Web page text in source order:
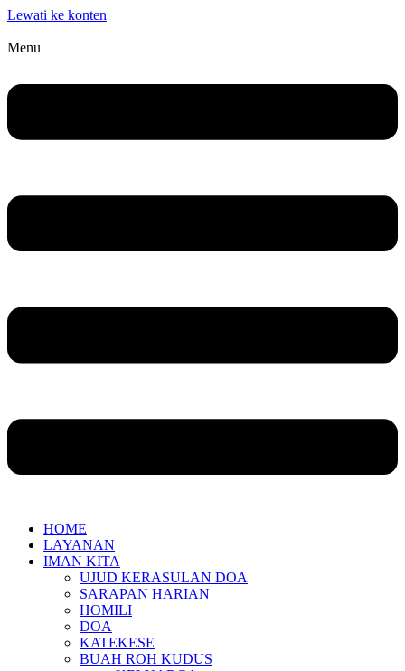
Lewati ke konten
Menu
HOME
LAYANAN
IMAN KITA
UJUD KERASULAN DOA
SARAPAN HARIAN
HOMILI
DOA
KATEKESE
BUAH ROH KUDUS